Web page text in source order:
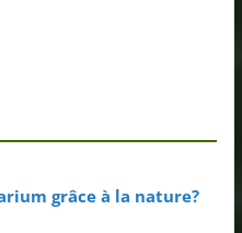
grâce à la nature?